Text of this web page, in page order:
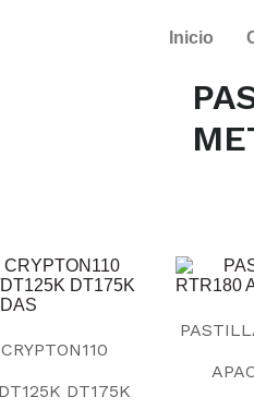
Inicio
DT175K